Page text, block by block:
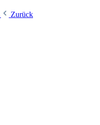
Zurück